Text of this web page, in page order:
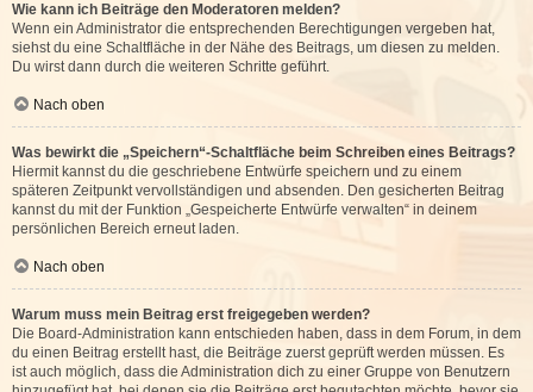
Wie kann ich Beiträge den Moderatoren melden?
Wenn ein Administrator die entsprechenden Berechtigungen vergeben hat,
siehst du eine Schaltfläche in der Nähe des Beitrags, um diesen zu melden.
Du wirst dann durch die weiteren Schritte geführt.
Nach oben
Was bewirkt die „Speichern“-Schaltfläche beim Schreiben eines Beitrags?
Hiermit kannst du die geschriebene Entwürfe speichern und zu einem
späteren Zeitpunkt vervollständigen und absenden. Den gesicherten Beitrag
kannst du mit der Funktion „Gespeicherte Entwürfe verwalten“ in deinem
persönlichen Bereich erneut laden.
Nach oben
Warum muss mein Beitrag erst freigegeben werden?
Die Board-Administration kann entschieden haben, dass in dem Forum, in dem
du einen Beitrag erstellt hast, die Beiträge zuerst geprüft werden müssen. Es
ist auch möglich, dass die Administration dich zu einer Gruppe von Benutzern